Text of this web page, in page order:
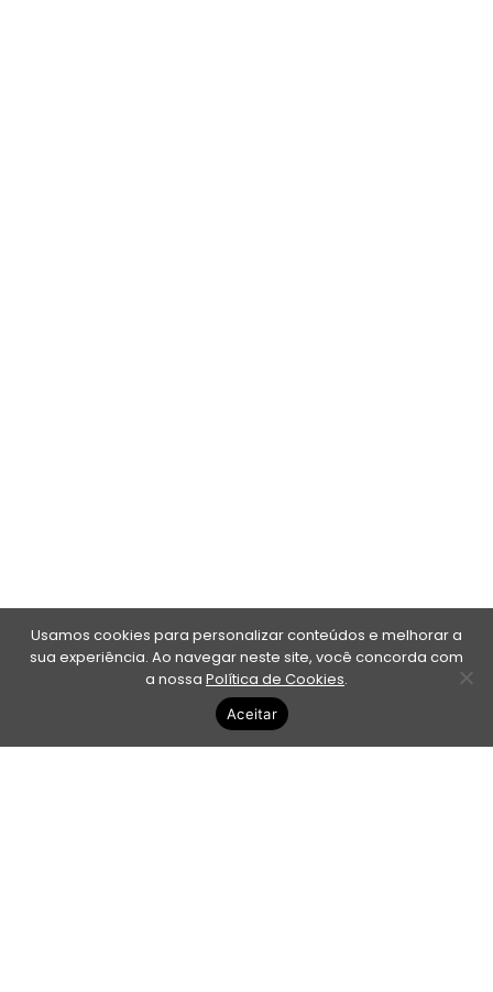
Usamos cookies para personalizar conteúdos e melhorar a
sua experiência. Ao navegar neste site, você concorda com
a nossa Política de Cookies.
Aceitar